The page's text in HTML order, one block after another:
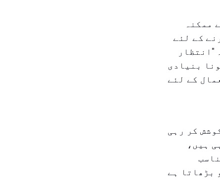
ممکنہ
کے لئے
"انتظار
بنیادی
کے لئے
کر رہی
ہیں،
بڑھاتا ہے